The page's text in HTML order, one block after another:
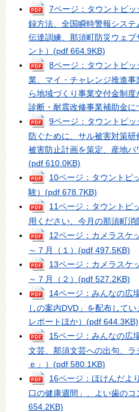
7ページ：タウントピ
録方法、全国瞬時警報シス
伝達訓練、那須町防災ウェ
ント） (pdf 664.9KB)
8ページ：タウントピ
業、マイ・チャレンジ推進
ら地域づくり事業交付金制
診断・耐震改修事業補助金に
9ページ：タウントピ
防ぐために、サル被害対策
被害防止計画を策定、産地パ
(pdf 610.0KB)
10ページ：タウントピ
験） (pdf 678.7KB)
11ページ：タウントピ
用ください、今月の那須町消
12ページ：カメラスケ
～７月（１） (pdf 497.5KB)
13ページ：カメラスケ
～７月（２） (pdf 527.2KB)
14ページ：みんなの広
しの案内DVD」を配布して
レポートほか） (pdf 644.3KB)
15ページ：みんなの広
文芸、那須文芸への出句、
ｅ」） (pdf 580.1KB)
16ページ：ほけんだよ
口の健康週間」、よい歯のコ
654.2KB)